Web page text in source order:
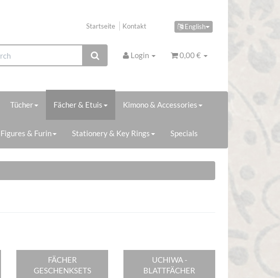
English
Startseite Kontakt
Login 0,00 €
Tücher Fächer & Etuis Kimono & Accessories
& Furin Stationery & Key Rings Specials
FÄCHER
GESCHENKSETS
UCHIWA -
BLATTFÄCHER